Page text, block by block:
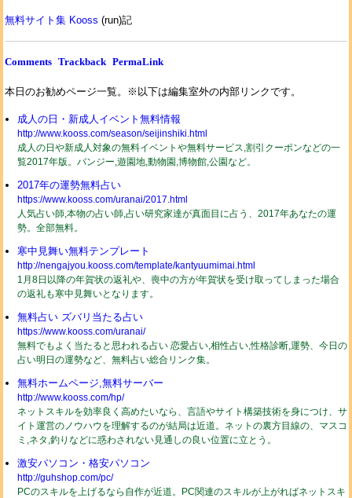
無料サイト集 Kooss (run)記
Comments Trackback PermaLink
本日のお勧めページ一覧。※以下は編集室外の内部リンクです。
成人の日・新成人イベント無料情報
http://www.kooss.com/season/seijinshiki.html
成人の日や新成人対象の無料イベントや無料サービス,割引クーポンなどの一
覧2017年版。バンジー,遊園地,動物園,博物館,公園など。
2017年の運勢無料占い
https://www.kooss.com/uranai/2017.html
人気占い師,本物の占い師,占い研究家達が真面目に占う、2017年あなたの運
勢。全部無料。
寒中見舞い無料テンプレート
http://nengajyou.kooss.com/template/kantyuumimai.html
1月8日以降の年賀状の返礼や、喪中の方が年賀状を受け取ってしまった場合
の返礼も寒中見舞いとなります。
無料占い ズバリ当たる占い
https://www.kooss.com/uranai/
無料でもよく当たると思われる占い 恋愛占い,相性占い,性格診断,運勢、今日の
占い明日の運勢など、無料占い総合リンク集。
無料ホームページ,無料サーバー
http://www.kooss.com/hp/
ネットスキルを効率良く高めたいなら、言語やサイト構築技術を身につけ、サ
イト運営のノウハウを理解するのが結局は近道。ネットの裏方目線の、マスコ
ミ,ネタ,釣りなどに惑わされない見通しの良い位置に立とう。
激安パソコン・格安パソコン
http://guhshop.com/pc/
PCのスキルを上げるなら自作が近道。PC関連のスキルが上がればネットスキ